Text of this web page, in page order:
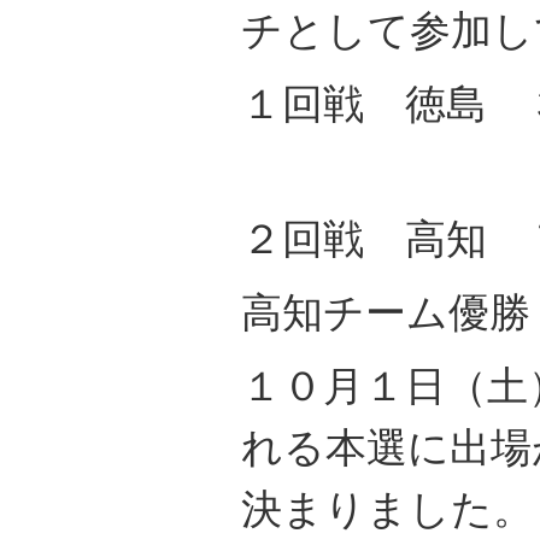
チとして参加
１回戦 徳島
２回戦 高知
高知チーム優
１０月１日（
れる本選に出
決まりました。